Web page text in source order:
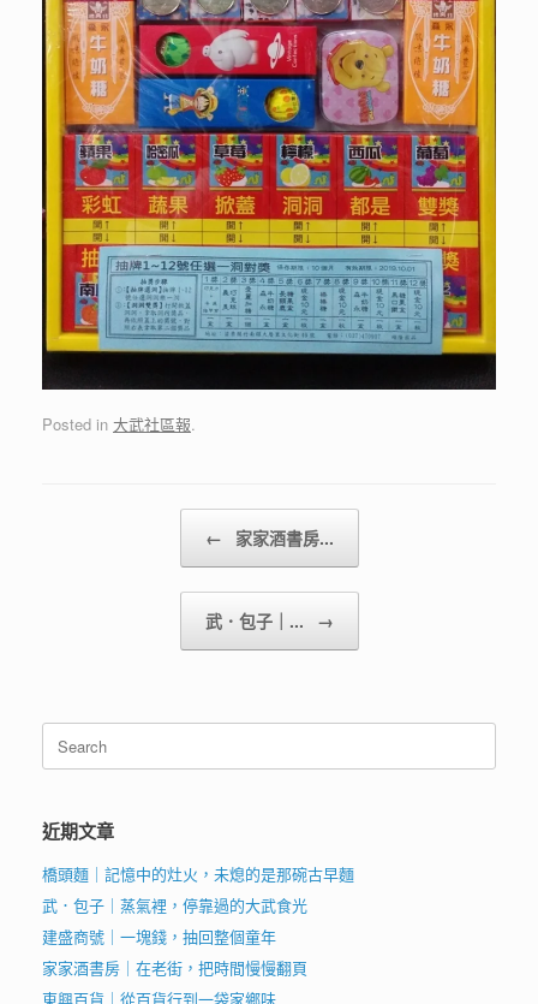
Posted in 大武社區報.
← 家家酒書房...
武．包子｜... →
for:
近期文章
橋頭麵｜記憶中的灶火，未熄的是那碗古早麵
武．包子｜蒸氣裡，停靠過的大武食光
建盛商號｜一塊錢，抽回整個童年
家家酒書房｜在老街，把時間慢慢翻頁
東興百貨｜從百貨行到一袋家鄉味